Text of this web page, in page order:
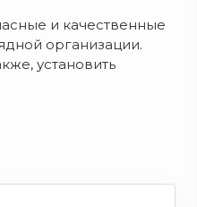
и качественные
организации.
установить